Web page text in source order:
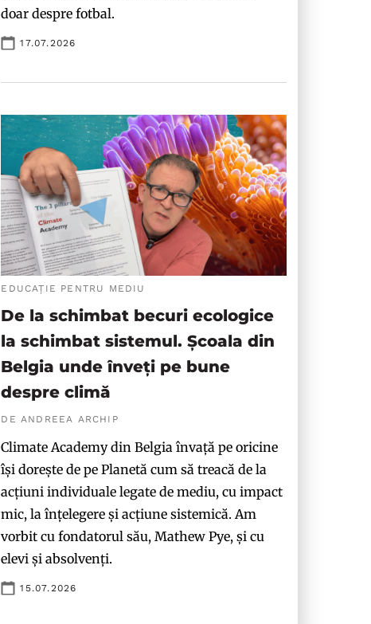
doar despre fotbal.
17.07.2026
EDUCAȚIE PENTRU MEDIU
De la schimbat becuri ecologice
la schimbat sistemul. Școala din
Belgia unde înveți pe bune
despre climă
DE ANDREEA ARCHIP
Climate Academy din Belgia învață pe oricine
își dorește de pe Planetă cum să treacă de la
acțiuni individuale legate de mediu, cu impact
mic, la înțelegere și acțiune sistemică. Am
vorbit cu fondatorul său, Mathew Pye, și cu
elevi și absolvenți.
15.07.2026